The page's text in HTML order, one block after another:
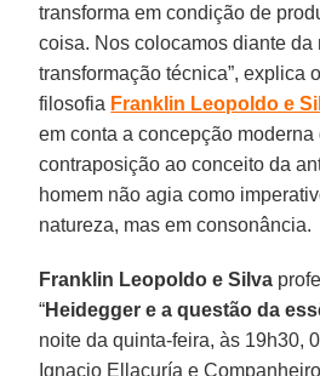
transforma em condição de
coisa. Nos colocamos diante da
transformação técnica”, explica
filosofia Franklin Leopoldo e
em conta a concepção moderna
contraposição ao conceito da
homem não agia como
natureza, mas em consonância.
Franklin Leopoldo e Silva
“Heidegger e a questão da
noite da quinta-feira, às 19h30,
Ignacio Ellacuría e